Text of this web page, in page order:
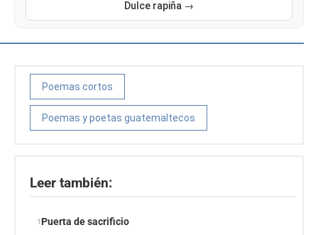
Dulce rapiña →
Poemas cortos
Poemas y poetas guatemaltecos
Leer también:
Puerta de sacrificio